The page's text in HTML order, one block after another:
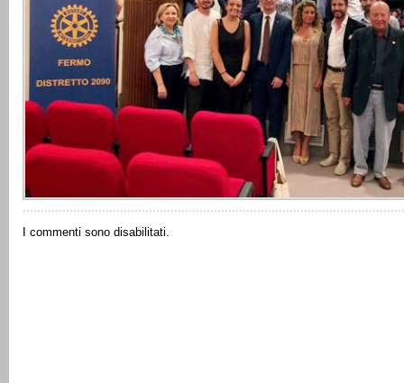
I commenti sono disabilitati.